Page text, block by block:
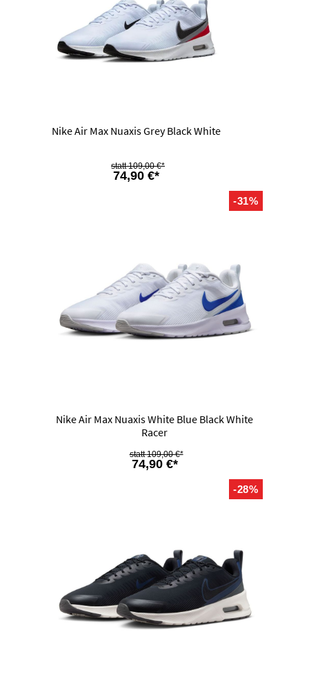
Nike Air Max Nuaxis Grey Black White
74,90 €*
109,00 €*
-31%
Nike Air Max Nuaxis White Blue Black White
Racer
74,90 €*
109,00 €*
-28%